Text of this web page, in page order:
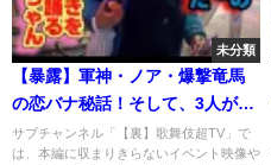
未分類
【暴露】軍神・ノア・爆撃竜馬
の恋バナ秘話！そして、3人が語
るホスト業界の未来とは…
サブチャンネル「【裏】歌舞伎超TV」で
は、本編に収まりきらないイベント映像や